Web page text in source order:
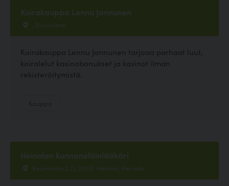
Koirakauppa Lennu Jannunen
, Rovaniemi
Koirakauppa Lennu Jannunen tarjoaa parhaat luut,
koiralelut kasinobonukset ja kasinot ilman
rekisteröitymistä.
Heinolan kunnaneläinlääkäri
Reumantie 2 D, 18100 Heinola, Heinola